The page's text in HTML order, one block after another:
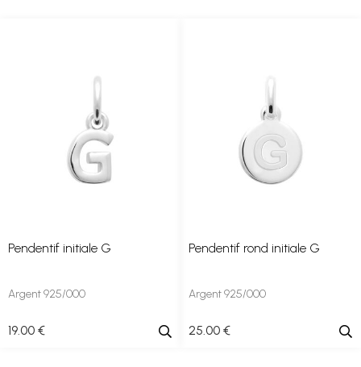
Pendentif initiale G
Argent 925/000
19.00 €
Pendentif rond initiale G
Argent 925/000
25.00 €